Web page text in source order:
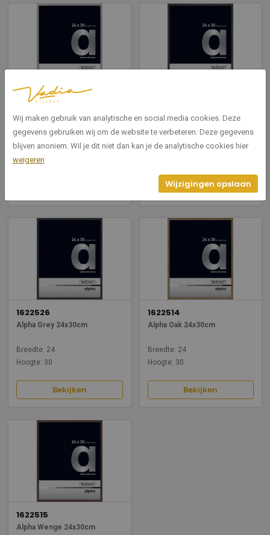
1622004
Breedte: 24
Hoogte: 30
24x30cm
Breedte: 24
Bekijken
1622526
Alpha Grey 24x30cm
Breedte: 24
Hoogte: 30
Bekijken
1622514
Alpha Oak 24x30cm
Breedte: 24
Hoogte: 30
Bekijken
1622515
Alpha Wenge 24x30cm
Wij maken gebruik van analytische en social media cookies. Deze
gegevens gebruiken wij om de website te verbeteren. Deze gegevens
blijven anoniem. Wil je dit niet dan kan je de analytische cookies hier
weigeren
Wijzigingen opslaan